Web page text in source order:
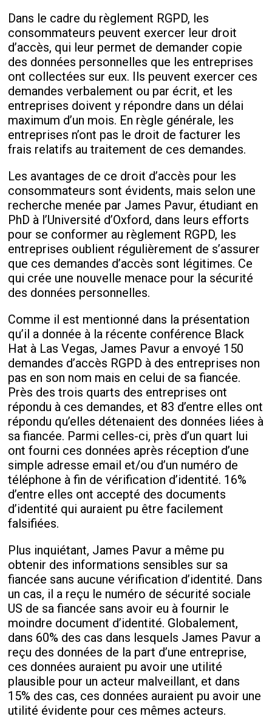
Dans le cadre du règlement RGPD, les
consommateurs peuvent exercer leur droit
d’accès, qui leur permet de demander copie
des données personnelles que les entreprises
ont collectées sur eux. Ils peuvent exercer ces
demandes verbalement ou par écrit, et les
entreprises doivent y répondre dans un délai
maximum d’un mois. En règle générale, les
entreprises n’ont pas le droit de facturer les
frais relatifs au traitement de ces demandes.
Les avantages de ce droit d’accès pour les
consommateurs sont évidents, mais selon une
recherche menée par James Pavur, étudiant en
PhD à l’Université d’Oxford, dans leurs efforts
pour se conformer au règlement RGPD, les
entreprises oublient régulièrement de s’assurer
que ces demandes d’accès sont légitimes. Ce
qui crée une nouvelle menace pour la sécurité
des données personnelles.
Comme il est mentionné dans la présentation
qu’il a donnée à la récente conférence Black
Hat à Las Vegas, James Pavur a envoyé 150
demandes d’accès RGPD à des entreprises non
pas en son nom mais en celui de sa fiancée.
Près des trois quarts des entreprises ont
répondu à ces demandes, et 83 d’entre elles ont
répondu qu’elles détenaient des données liées à
sa fiancée. Parmi celles-ci, près d’un quart lui
ont fourni ces données après réception d’une
simple adresse email et/ou d’un numéro de
téléphone à fin de vérification d’identité. 16%
d’entre elles ont accepté des documents
d’identité qui auraient pu être facilement
falsifiées.
Plus inquiétant, James Pavur a même pu
obtenir des informations sensibles sur sa
fiancée sans aucune vérification d’identité. Dans
un cas, il a reçu le numéro de sécurité sociale
US de sa fiancée sans avoir eu à fournir le
moindre document d’identité. Globalement,
dans 60% des cas dans lesquels James Pavur a
reçu des données de la part d’une entreprise,
ces données auraient pu avoir une utilité
plausible pour un acteur malveillant, et dans
15% des cas, ces données auraient pu avoir une
utilité évidente pour ces mêmes acteurs.